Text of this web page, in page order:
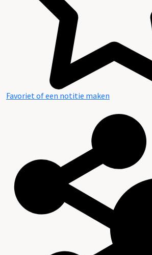
Favoriet of een notitie maken